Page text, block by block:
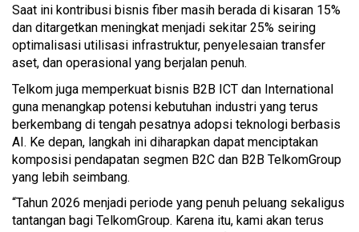
Saat ini kontribusi bisnis fiber masih berada di kisaran 15%
dan ditargetkan meningkat menjadi sekitar 25% seiring
optimalisasi utilisasi infrastruktur, penyelesaian transfer
aset, dan operasional yang berjalan penuh.
Telkom juga memperkuat bisnis B2B ICT dan International
guna menangkap potensi kebutuhan industri yang terus
berkembang di tengah pesatnya adopsi teknologi berbasis
AI. Ke depan, langkah ini diharapkan dapat menciptakan
komposisi pendapatan segmen B2C dan B2B TelkomGroup
yang lebih seimbang.
“Tahun 2026 menjadi periode yang penuh peluang sekaligus
tantangan bagi TelkomGroup. Karena itu, kami akan terus